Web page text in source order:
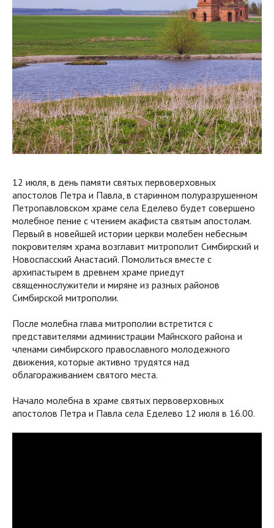
12 июля, в день памяти святых первоверховных
апостолов Петра и Павла, в старинном полуразрушенном
Петропавловском храме села Еделево будет совершено
молебное пение с чтением акафиста святым апостолам.
Первый в новейшей истории церкви молебен небесным
покровителям храма возглавит митрополит Симбирский и
Новоспасский Анастасий. Помолиться вместе с
архипастырем в древнем храме приедут
священнослужители и миряне из разных районов
Симбирской митрополии.
После молебна глава митрополии встретится с
представителями администрации Майнского района и
членами симбирского православного молодежного
движения, которые активно трудятся над
облагораживанием святого места.
Начало молебна в храме святых первоверховных
апостолов Петра и Павла села Еделево 12 июля в 16.00.